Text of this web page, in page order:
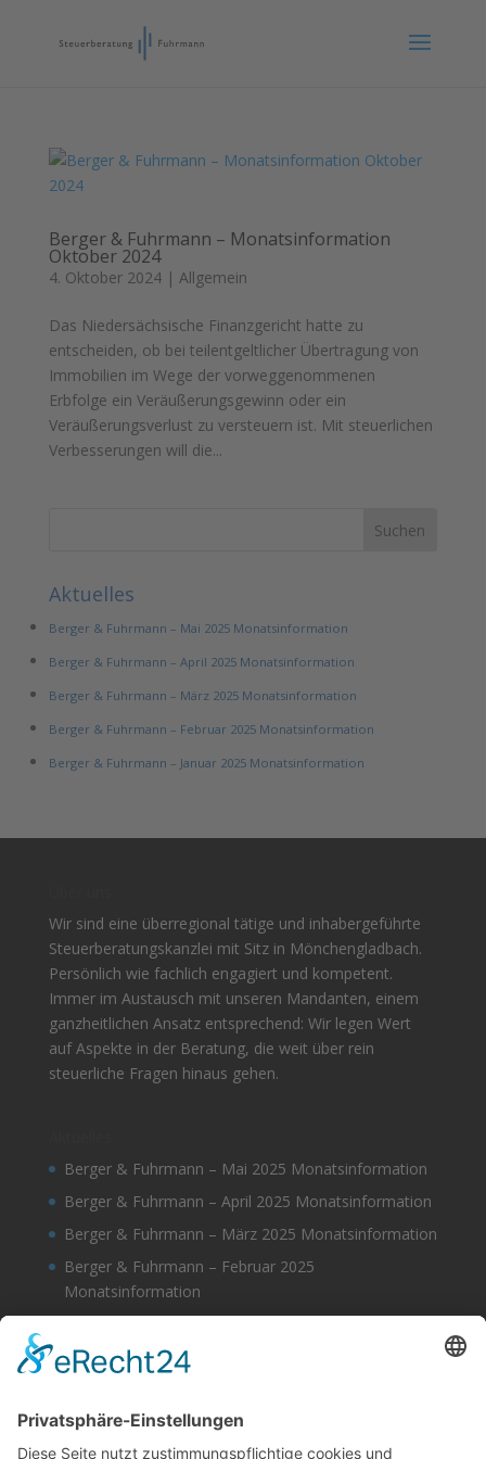
Berger & Fuhrmann – Monatsinformation
Oktober 2024
4. Oktober 2024| Allgemein
Das Niedersächsische Finanzgericht hatte zu
entscheiden, ob bei teilentgeltlicher Übertragung von
Immobilien im Wege der vorweggenommenen
Erbfolge ein Veräußerungsgewinn oder ein
Veräußerungsverlust zu versteuern ist. Mit steuerlichen
Verbesserungen will die...
Aktuelles
Berger & Fuhrmann – Mai 2025 Monatsinformation
Berger & Fuhrmann – April 2025 Monatsinformation
Berger & Fuhrmann – März 2025 Monatsinformation
Berger & Fuhrmann – Februar 2025 Monatsinformation
Berger & Fuhrmann – Januar 2025 Monatsinformation
Wir sind eine überregional tätige und inhabergeführte
Steuerberatungskanzlei mit Sitz in Mönchengladbach.
Persönlich wie fachlich engagiert und kompetent.
Immer im Austausch mit unseren Mandanten, einem
ganzheitlichen Ansatz entsprechend: Wir legen Wert
auf Aspekte in der Beratung, die weit über rein
steuerliche Fragen hinaus gehen.
Berger & Fuhrmann – Mai 2025 Monatsinformation
Berger & Fuhrmann – April 2025 Monatsinformation
Berger & Fuhrmann – März 2025 Monatsinformation
Berger & Fuhrmann – Februar 2025
Monatsinformation
Monatsinformation
Suche
Datenschutz
Cookie-Einstellungen